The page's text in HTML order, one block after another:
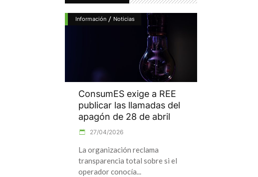
Información / Noticias
ConsumES exige a REE
publicar las llamadas del
apagón de 28 de abril
27/04/2026
La organización reclama
transparencia total sobre si el
operador conocía